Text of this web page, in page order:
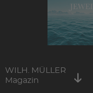
WILH. MÜLLER
Magazin